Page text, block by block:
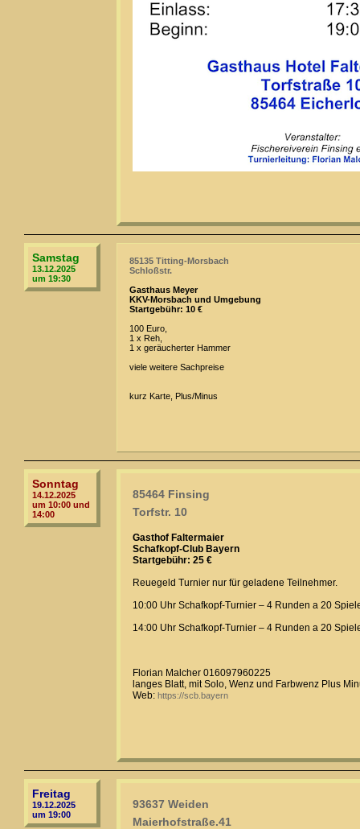
Samstag
13.12.2025
um 19:30
85135 Titting-Morsbach
Schloßstr.
Gasthaus Meyer
KKV-Morsbach und Umgebung
Startgebühr: 10 €
100 Euro,
1 x Reh,
1 x geräucherter Hammer
viele weitere Sachpreise
kurz Karte, Plus/Minus
Sonntag
14.12.2025
um 10:00 und
14:00
85464 Finsing
Torfstr. 10
Gasthof Faltermaier
Schafkopf-Club Bayern
Startgebühr: 25 €
Reuegeld Turnier nur für geladene Teilnehmer.
10:00 Uhr Schafkopf-Turnier – 4 Runden a 20
14:00 Uhr Schafkopf-Turnier – 4 Runden a 20
Florian Malcher 016097960225
langes Blatt, mit Solo, Wenz und Farbwenz Plus
Web: https://scb.bayern
Freitag
19.12.2025
um 19:00
93637 Weiden
Maierhofstraße.41